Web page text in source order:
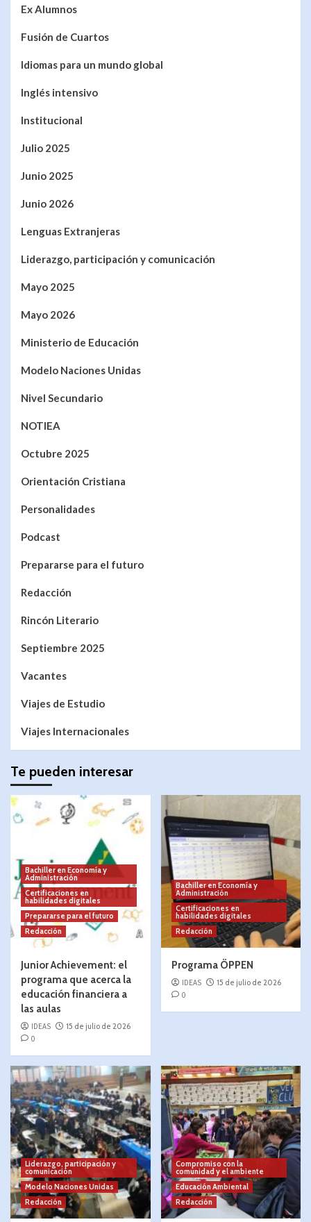
Ex Alumnos
Fusión de Cuartos
Idiomas para un mundo global
Inglés intensivo
Institucional
Julio 2025
Junio 2025
Junio 2026
Lenguas Extranjeras
Liderazgo, participación y comunicación
Mayo 2025
Mayo 2026
Ministerio de Educación
Modelo Naciones Unidas
Nivel Secundario
NOTIEA
Octubre 2025
Orientación Cristiana
Personalidades
Podcast
Prepararse para el futuro
Redacción
Rincón Literario
Septiembre 2025
Vacantes
Viajes de Estudio
Viajes Internacionales
Te pueden interesar
Bachiller en Economía y
Administración
Certificaciones en
habilidades digitales
Prepararse para el futuro
Redacción
Junior Achievement: el
programa que acerca la
educación financiera a
las aulas
IDEAS
15 de julio de 2026
0
Bachiller en Economía y
Administración
Certificaciones en
habilidades digitales
Redacción
Programa ÖPPEN
IDEAS
15 de julio de 2026
0
Liderazgo, participación y
comunicación
Modelo Naciones Unidas
Redacción
Compromiso con la
comunidad y el ambiente
Educación Ambiental
Redacción